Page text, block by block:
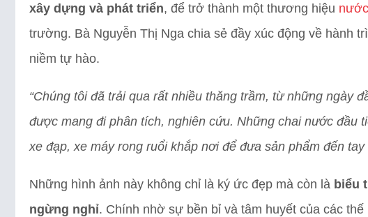
xây dựng và phát triển, để trở thành một thương hiệu
trường. Bà Nguyễn Thị Nga chia sẻ đầy xúc động về hành
niềm tự hào.
“Chúng tôi đã trải qua rất nhiều thăng trầm, từ những ngày
được mang đi phân tích, nghiên cứu. Những chai nước đầu
xe đạp, xe máy rong ruổi khắp nơi để đưa sản phẩm đến tay
Những hình ảnh này không chỉ là ký ức đẹp mà còn là biểu
ngừng nghỉ. Chính nhờ sự bền bỉ và tâm huyết của các